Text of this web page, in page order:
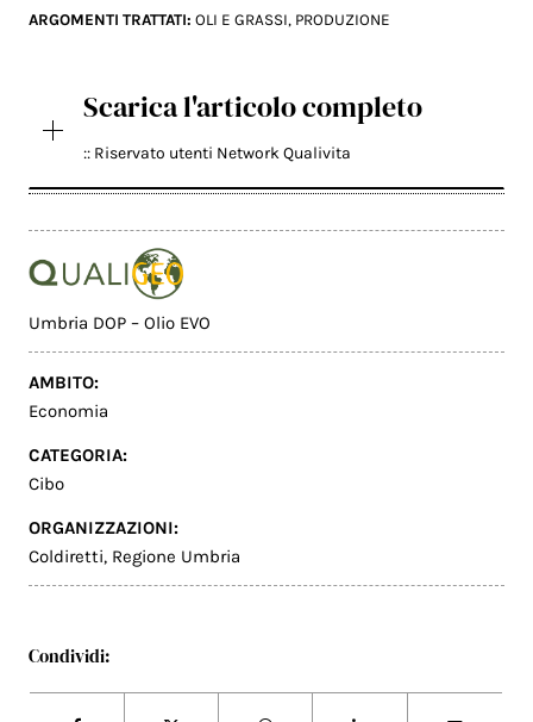
ARGOMENTI TRATTATI:OLI E GRASSI, PRODUZIONE
Scarica l'articolo completo
:: Riservato utenti Network Qualivita
Umbria DOP – Olio EVO
AMBITO:
Economia
CATEGORIA:
Cibo
ORGANIZZAZIONI:
Coldiretti, Regione Umbria
Condividi: